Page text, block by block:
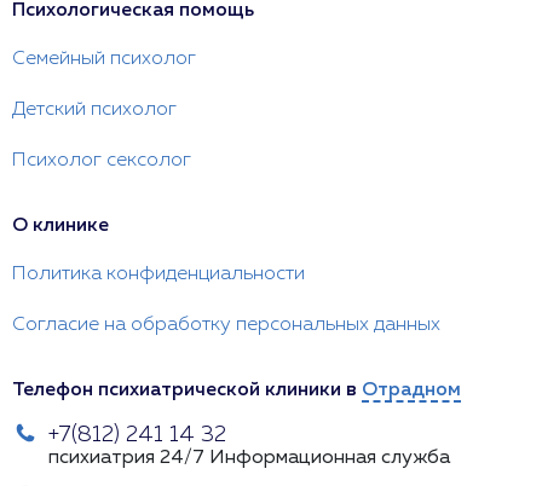
Психологическая помощь
Семейный психолог
Детский психолог
Психолог сексолог
О клинике
Политика конфиденциальности
Согласие на обработку персональных данных
Телефон психиатрической клиники в Отрадном
+7(812) 241 14 32
психиатрия 24/7 Информационная служба